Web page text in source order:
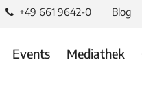
+49 661 9642-0 Blog
Events Mediathek